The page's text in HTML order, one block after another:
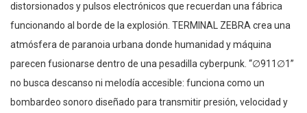
distorsionados y pulsos electrónicos que recuerdan una fábrica
funcionando al borde de la explosión. TERMINAL ZEBRA crea una
atmósfera de paranoia urbana donde humanidad y máquina
parecen fusionarse dentro de una pesadilla cyberpunk. “∅911∅1”
no busca descanso ni melodía accesible: funciona como un
bombardeo sonoro diseñado para transmitir presión, velocidad y